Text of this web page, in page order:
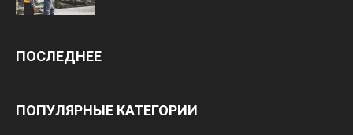
ПОСЛЕДНЕЕ
ПОПУЛЯРНЫЕ КАТЕГОРИИ